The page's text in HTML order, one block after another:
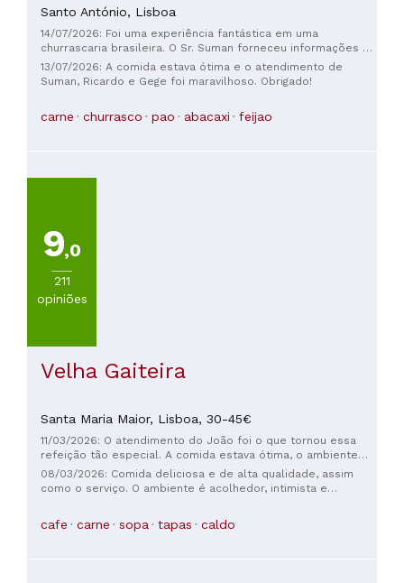
Santo António, Lisboa
14/07/2026: Foi uma experiência fantástica em uma
churrascaria brasileira. O Sr. Suman forneceu informações e
orientações sobre tudo, e o rum brasileiro servido no final
foi uma grata surpresa.
13/07/2026: A comida estava ótima e o atendimento de
Suman, Ricardo e Gege foi maravilhoso. Obrigado!
carne churrasco pao abacaxi feijao
9,0
211
opiniões
Velha Gaiteira
Santa Maria Maior, Lisboa, 30-45€
11/03/2026: O atendimento do João foi o que tornou essa
refeição tão especial. A comida estava ótima, o ambiente
também, mas ele foi extremamente simpático e atencioso.
Ele fez questão de nos explicar cada prato e, sem que
o custo-benefício é incrível considerando a qualidade da
08/03/2026: Comida deliciosa e de alta qualidade, assim
como o serviço. O ambiente é acolhedor, intimista e
especial foi a atenção e a gentileza dos garçons.
Recomendamos para quem aprecia boa comida em um
cafe carne sopa tapas caldo